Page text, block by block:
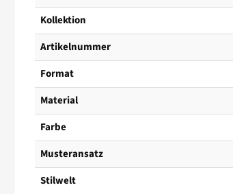
Kollektion
Artikelnummer
Format
Material
Farbe
Musteransatz
Stilwelt